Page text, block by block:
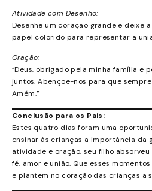
Atividade com Desenho:
Desenhe um coração grande e deixe
papel colorido para representar a
Oração:
“Deus, obrigado pela minha família e
juntos. Abençoe-nos para que
Amém.”
Conclusão para os Pais:
Estes quatro dias foram uma
ensinar às crianças a importância da
atividade e oração, seu filho
fé, amor e união. Que esses
e plantem no coração das crianças a